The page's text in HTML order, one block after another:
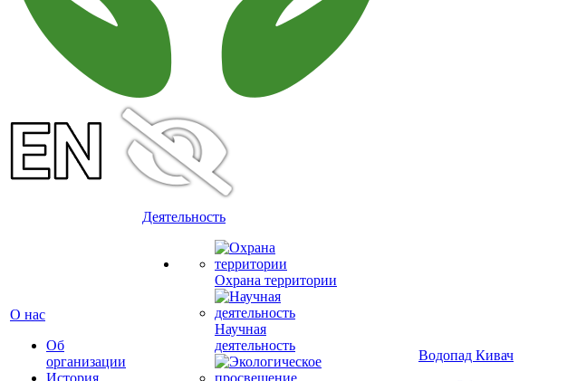
О нас
Об
организации
История
Деятельность
Охрана территории
Научная
деятельность
Водопад Кивач